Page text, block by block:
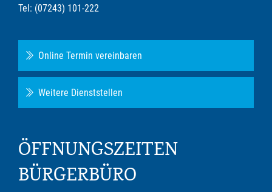
Tel: (07243) 101-222
Online Termin vereinbaren
Weitere Dienststellen
ÖFFNUNGSZEITEN
BÜRGERBÜRO